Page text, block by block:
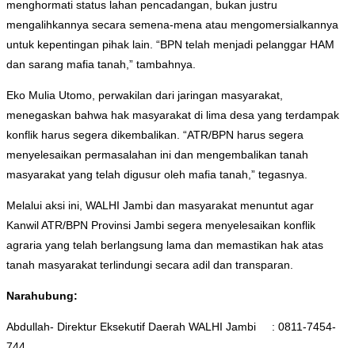
menghormati status lahan pencadangan, bukan justru
mengalihkannya secara semena-mena atau mengomersialkannya
untuk kepentingan pihak lain. “BPN telah menjadi pelanggar HAM
dan sarang mafia tanah,” tambahnya.
Eko Mulia Utomo, perwakilan dari jaringan masyarakat,
menegaskan bahwa hak masyarakat di lima desa yang terdampak
konflik harus segera dikembalikan. “ATR/BPN harus segera
menyelesaikan permasalahan ini dan mengembalikan tanah
masyarakat yang telah digusur oleh mafia tanah,” tegasnya.
Melalui aksi ini, WALHI Jambi dan masyarakat menuntut agar
Kanwil ATR/BPN Provinsi Jambi segera menyelesaikan konflik
agraria yang telah berlangsung lama dan memastikan hak atas
tanah masyarakat terlindungi secara adil dan transparan.
Narahubung:
Abdullah- Direktur Eksekutif Daerah WALHI Jambi : 0811-7454-